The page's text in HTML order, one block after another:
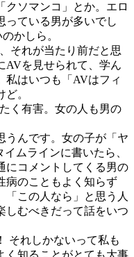
クソマンコ」とか。エロ
っている男が多いでし
かしら。
それが当たり前だと思
AVを見せられて、学ん
私はいつも「AVはフィ
。
く有害。女の人も男の
んです。女の子が「ヤ
ムラインに書いたら、
にコメントしてくる男の
病のこともよく知らず
「この人なら」と思う人
しむべきだって話をいつ
それしかないって私も